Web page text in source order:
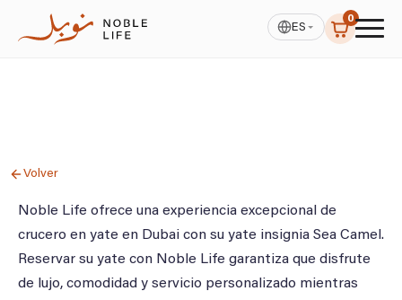
ES
0
Volver
Noble Life ofrece una experiencia excepcional de
crucero en yate en Dubai con su yate insignia Sea Camel.
Reservar su yate con Noble Life garantiza que disfrute
de lujo, comodidad y servicio personalizado mientras